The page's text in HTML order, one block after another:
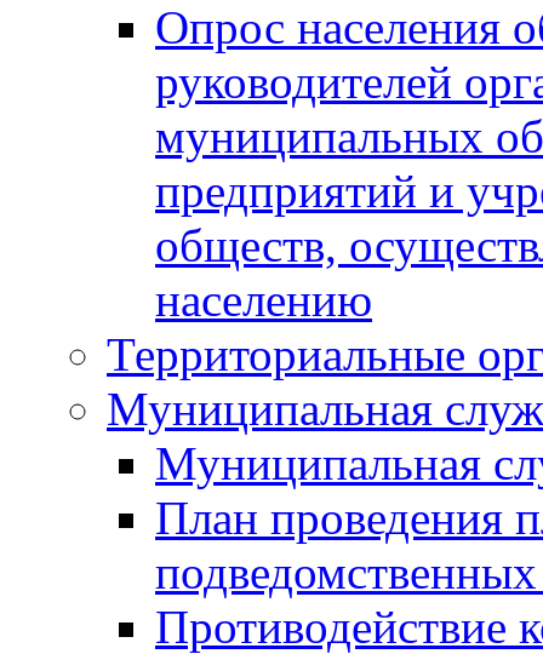
Опрос населения
руководителей
муниципальных
предприятий и
обществ,
населению
Территориальные
Муниципальная
Муниципальная
План проведения
Противодействие